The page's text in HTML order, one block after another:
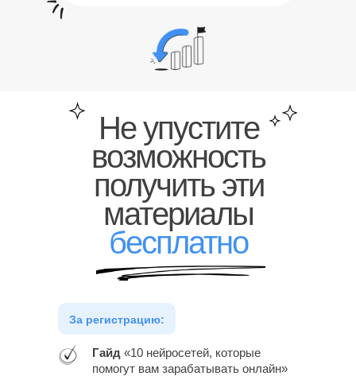
За регистрацию:
Не упустите
возможность
получить эти
материалы
бесплатно
Гайд «10 нейросетей, которые
помогут вам зарабатывать онлайн»